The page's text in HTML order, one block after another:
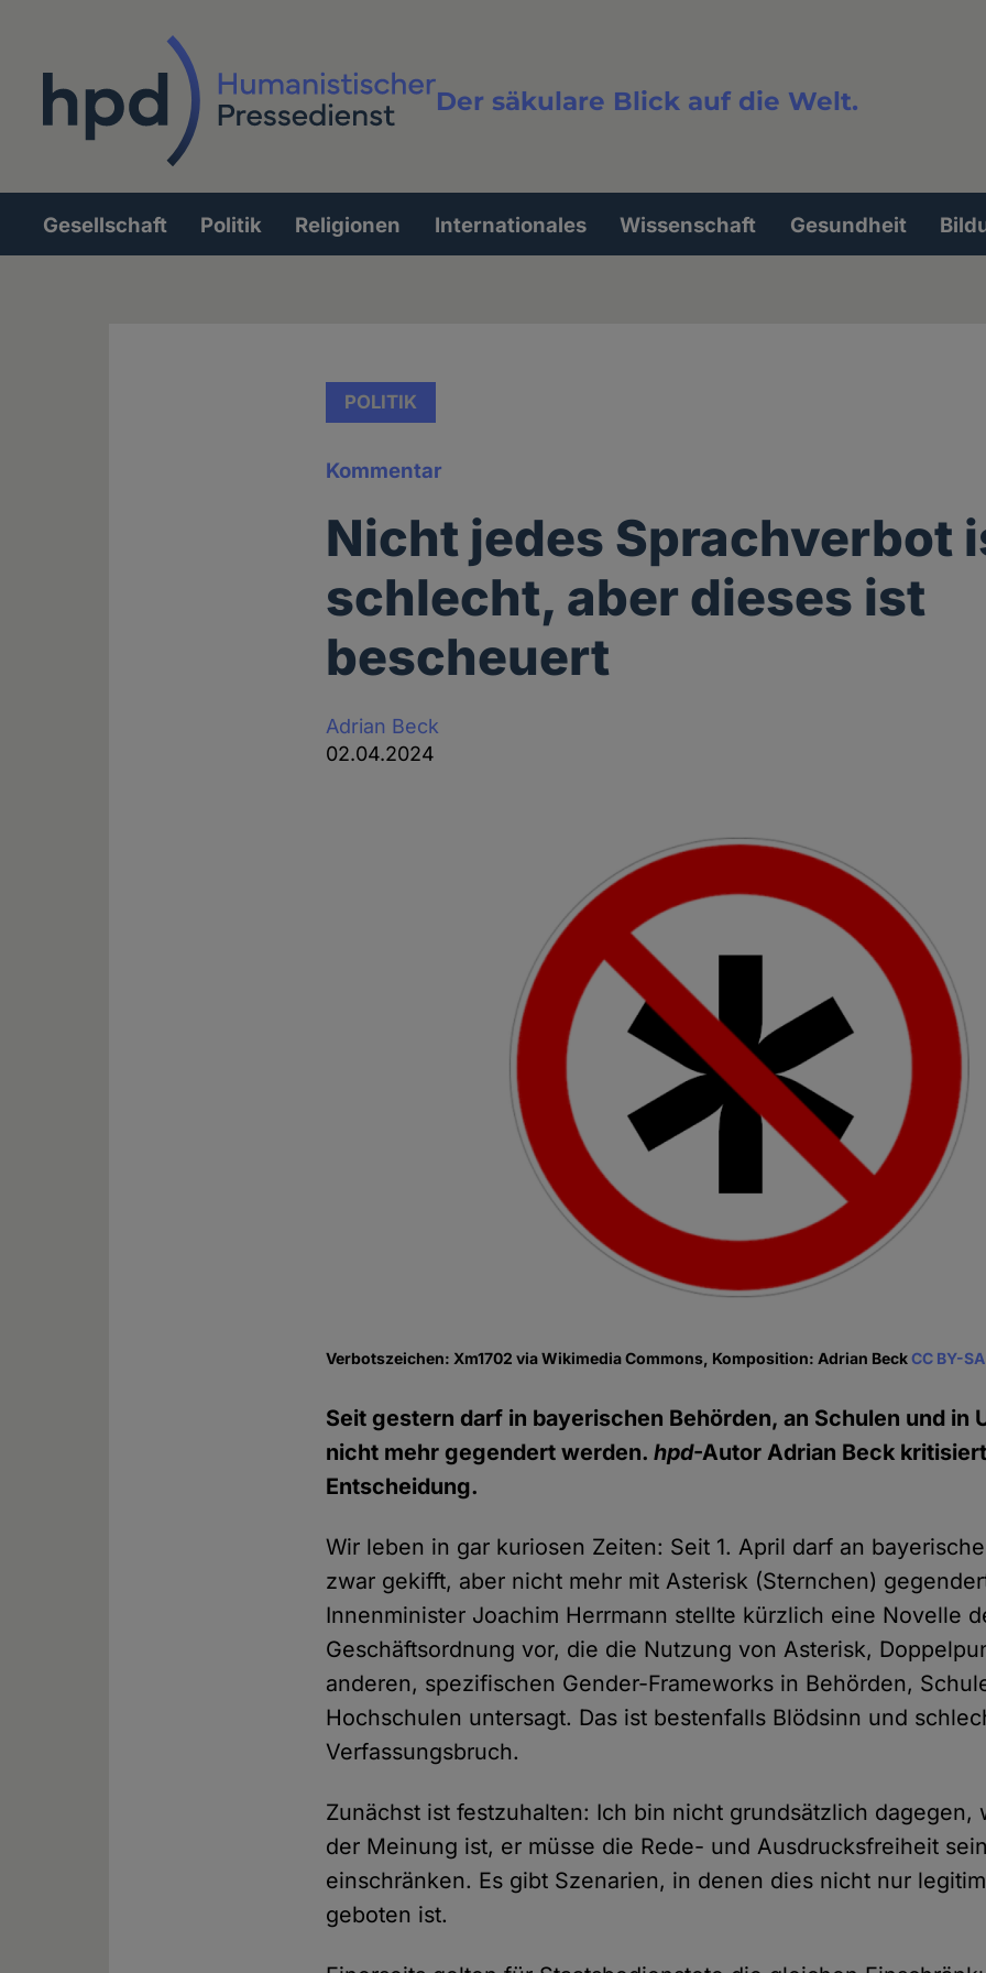
Der säkulare Blick auf die Welt.
Volltextsuche
Hauptnavigation
Gesellschaft Politik Religionen Internationales Wissenschaft Gesundheit
POLITIK
Kommentar
Nicht jedes Sprachverbot
schlecht, aber dieses ist
bescheuert
Adrian Beck
02.04.2024
Verbotszeichen: Xm1702 via Wikimedia Commons, Komposition: Adrian BeckCC BY-
Seit gestern darf in bayerischen Behörden, an Schulen und in
nicht mehr gegendert werden.hpd-Autor Adrian Beck
Entscheidung.
Wir leben in gar kuriosen Zeiten: Seit 1. April darf an
zwar gekifft, aber nicht mehr mit Asterisk (Sternchen)
Innenminister Joachim Herrmann stellte kürzlich eine Novelle
Geschäftsordnung vor, die die Nutzung von Asterisk,
anderen, spezifischen Gender-Frameworks in Behörden,
Hochschulen untersagt. Das ist bestenfalls Blödsinn und
Verfassungsbruch.
Zunächst ist festzuhalten: Ich bin nicht grundsätzlich dagegen,
der Meinung ist, er müsse die Rede- und Ausdrucksfreiheit
einschränken. Es gibt Szenarien, in denen dies nicht nur
geboten ist.